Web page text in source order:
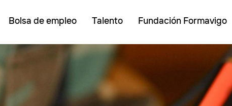
Bolsa de empleo Talento Fundación Formavigo